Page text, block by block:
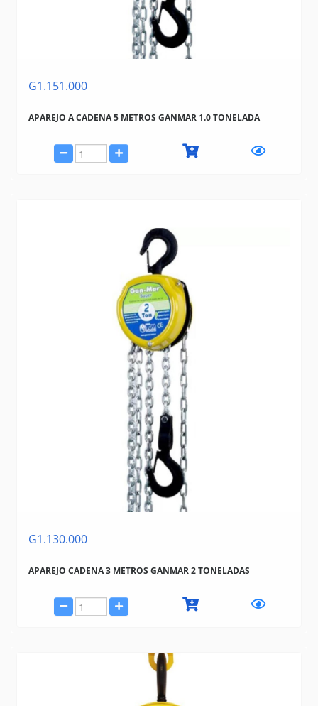
G1.151.000
APAREJO A CADENA 5 METROS GANMAR 1.0 TONELADA
G1.130.000
APAREJO CADENA 3 METROS GANMAR 2 TONELADAS